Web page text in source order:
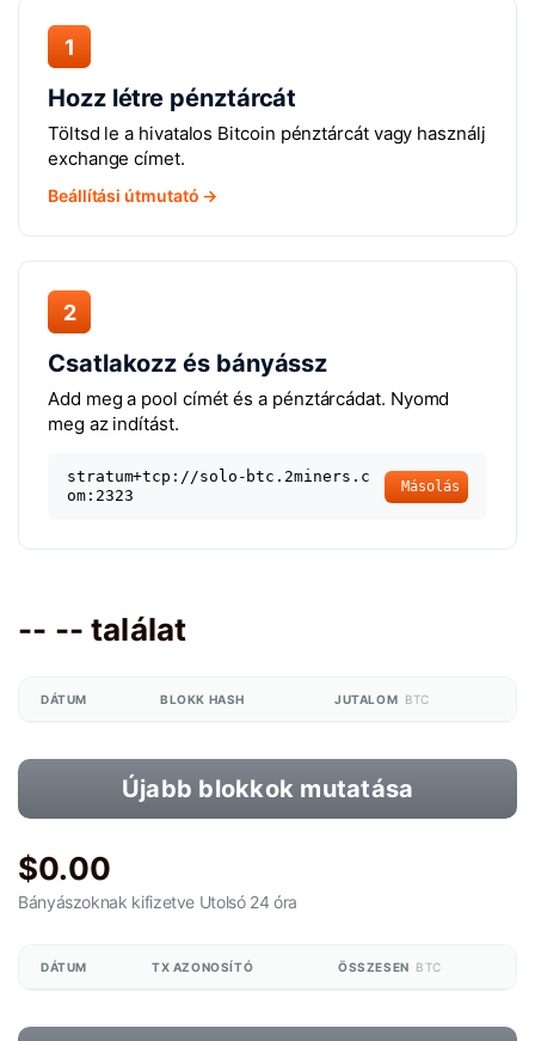
1
Hozz létre pénztárcát
Töltsd le a hivatalos Bitcoin pénztárcát vagy használj
exchange címet.
Beállítási útmutató →
2
Csatlakozz és bányássz
Add meg a pool címét és a pénztárcádat. Nyomd
meg az indítást.
stratum+tcp://solo-btc.2miners.c
om:2323
Másolás
-- -- találat
DÁTUM BLOKK HASH JUTALOM BTC
Újabb blokkok mutatása
$0.00
Bányászoknak kifizetve Utolsó 24 óra
DÁTUM TX AZONOSÍTÓ ÖSSZESEN BTC